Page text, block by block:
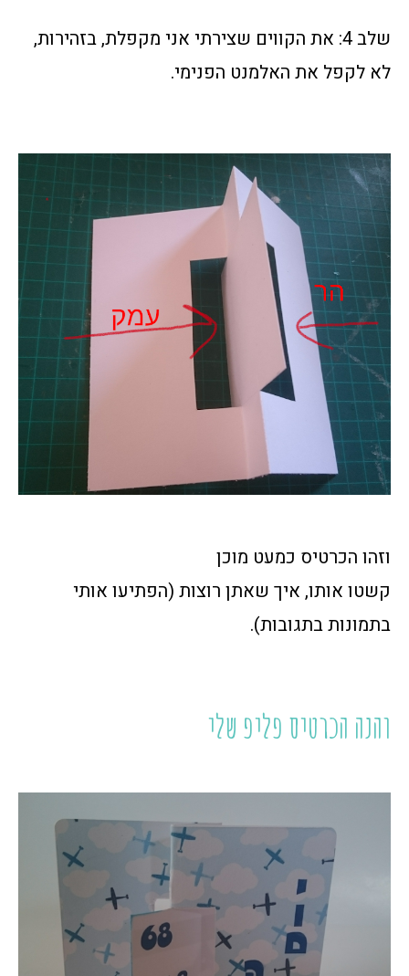
שלב 4: את הקווים שצירתי אני מקפלת, בזהירות,
לא לקפל את האלמנט הפנימי.
וזהו הכרטיס כמעט מוכן
קשטו אותו, איך שאתן רוצות (הפתיעו אותי
בתמונות בתגובות).
והנה הכרטיס פליפ שלי